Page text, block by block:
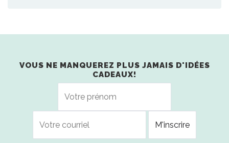
VOUS NE MANQUEREZ PLUS JAMAIS D'IDÉES
CADEAUX!